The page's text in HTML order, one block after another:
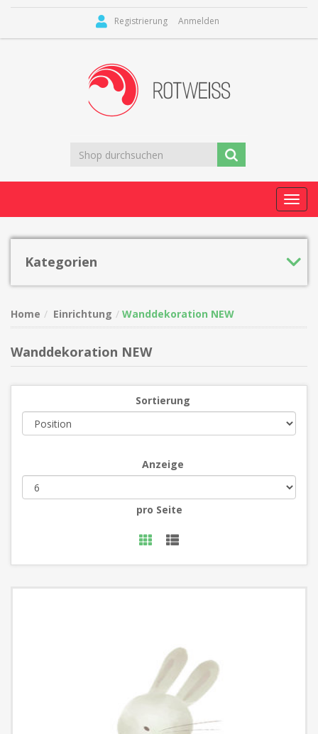
Registrierung Anmelden
Kategorien
Home Einrichtung Wanddekoration NEW
Wanddekoration NEW
Sortierung
Anzeige
pro Seite